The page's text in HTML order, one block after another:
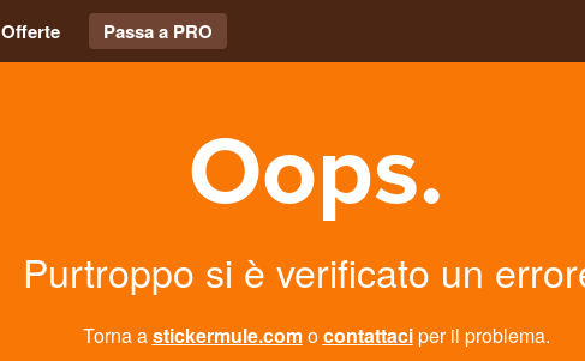
Offerte Passa a PRO
Oops.
Purtroppo si è verificato un
Torna astickermule.comocontattaciper il problema.